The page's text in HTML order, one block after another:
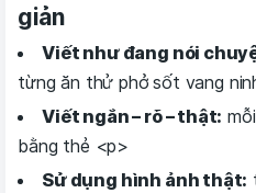
giản
Viết như đang nói
từng ăn thử phở sốt vang
Viết ngắn – rõ – thật:
bằng thẻ <p>
Sử dụng hình ảnh thật: